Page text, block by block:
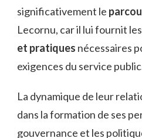
significativement le
Lecornu, car il lui fournit les
et pratiques nécessaires
exigences du service
La dynamique de leur
dans la formation de ses
gouvernance et les